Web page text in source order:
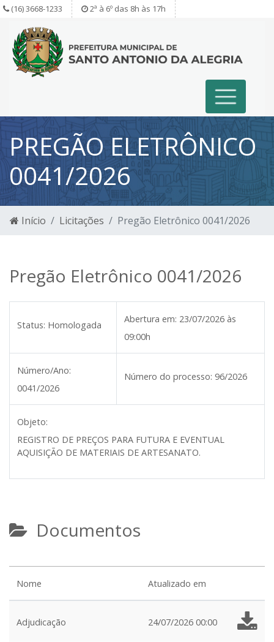
(16) 3668-1233 2ª à 6º das 8h às 17h
PREGÃO ELETRÔNICO
0041/2026
Início Licitações Pregão Eletrônico 0041/2026
Pregão Eletrônico 0041/2026
Status: Homologada
Abertura em: 23/07/2026 às
09:00h
Número/Ano:
0041/2026
Número do processo: 96/2026
Objeto:
REGISTRO DE PREÇOS PARA FUTURA E EVENTUAL
AQUISIÇÃO DE MATERIAIS DE ARTESANATO.
Documentos
Nome Atualizado em
Adjudicação 24/07/2026 00:00